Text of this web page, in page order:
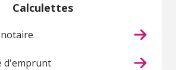
Calculettes
d'emprunt